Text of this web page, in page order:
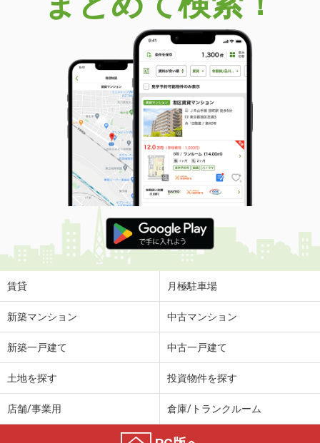
賃貸 月極駐車場
新築マンション 中古マンション
新築一戸建て 中古一戸建て
土地を探す 投資物件を探す
店舗/事業用 倉庫/トランクルーム